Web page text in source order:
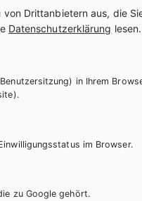
Drittanbietern aus, die
Datenschutzerklärung lesen.
in Ihrem
im Browser.
zu Google gehört.